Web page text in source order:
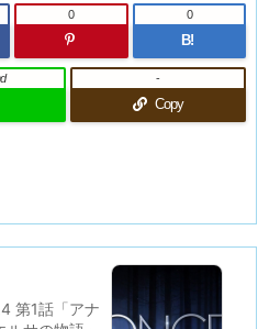
0
B!
0
Copy
-
第1話「アナ